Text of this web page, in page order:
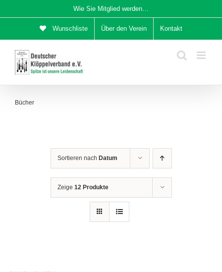
Inhalt
Wie Sie Mitglied werden…
Wunschliste Über den Verein Kontakt
Bücher
Sortieren nach Datum
Zeige 12 Produkte